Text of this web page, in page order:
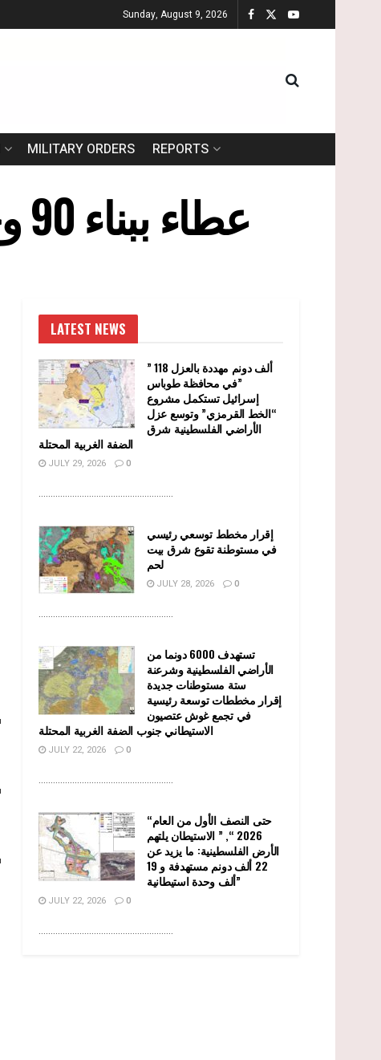
Sunday, August 9, 2026
MILITARY ORDERS REPORTS
عطاء ببناء 90 وحدة استيطانية في مستوطنة بيت ايل
LATEST NEWS
” 118 ألف دونم مهددة بالعزل
في محافظة طوباس”
إسرائيل تستكمل مشروع
“الخط القرمزي” وتوسع عزل
الأراضي الفلسطينية شرق
الضفة الغربية المحتلة
JULY 29, 2026 0
........................................................
إقرار مخطط توسعي رئيسي
في مستوطنة تقوع شرق بيت
لحم
JULY 28, 2026 0
........................................................
تستهدف 6000 دونما من
الأراضي الفلسطينية وشرعنة
ستة مستوطنات جديدة
إقرار مخططات توسعة رئيسية
في تجمع غوش عتصيون
الاستيطاني جنوب الضفة الغربية المحتلة
JULY 22, 2026 0
........................................................
“حتى النصف الأول من العام
2026 “, ” الاستيطان يلتهم
الأرض الفلسطينية: ما يزيد عن
22 ألف دونم مستهدفة و 19
ألف وحدة استيطانية”
JULY 22, 2026 0
........................................................